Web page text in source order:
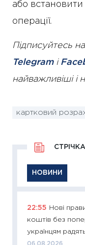
або
операції.
Підписуйтесь
Telegramі
найважливіші і
картковий
НОВИНИ
22:55
Нові
коштів без
українцям
06.08.2026